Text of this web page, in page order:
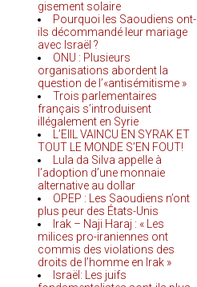
gisement solaire
Pourquoi les Saoudiens ont-
ils décommandé leur mariage
avec Israël ?
ONU : Plusieurs
organisations abordent la
question de l’«antisémitisme »
Trois parlementaires
français s’introduisent
illégalement en Syrie
L’EIIL VAINCU EN SYRAK ET
TOUT LE MONDE S’EN FOUT!
Lula da Silva appelle à
l’adoption d’une monnaie
alternative au dollar
OPEP : Les Saoudiens n’ont
plus peur des États-Unis
Irak – Naji Haraj : « Les
milices pro-iraniennes ont
commis des violations des
droits de l’homme en Irak »
Israël: Les juifs